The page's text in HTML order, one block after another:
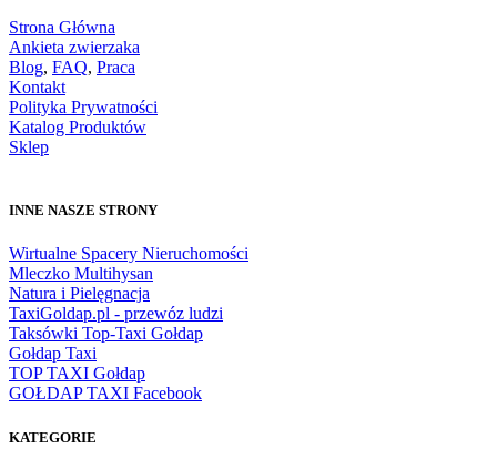
Strona Główna
Ankieta zwierzaka
Blog, FAQ, Praca
Kontakt
Polityka Prywatności
Katalog Produktów
Sklep
INNE NASZE STRONY
Wirtualne Spacery Nieruchomości
Mleczko Multihysan
Natura i Pielęgnacja
TaxiGoldap.pl - przewóz ludzi
Taksówki Top-Taxi Gołdap
Gołdap Taxi
TOP TAXI Gołdap
GOŁDAP TAXI Facebook
KATEGORIE